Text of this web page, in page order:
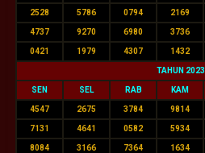
2528 5786 0794 2169
4737 9270 6980 3736
0421 1979 4307 1432
TAHUN 2023
SEN SEL RAB KAM
4547 2675 3784 9814
7131 4641 0582 5934
8084 3166 7364 1634